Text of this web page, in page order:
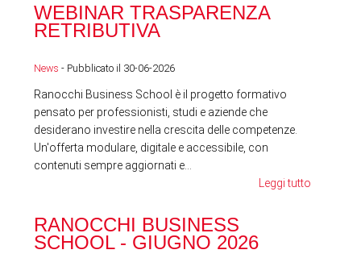
WEBINAR TRASPARENZA
RETRIBUTIVA
News - Pubblicato il 30-06-2026
Ranocchi Business School è il progetto formativo
pensato per professionisti, studi e aziende che
desiderano investire nella crescita delle competenze.
Un'offerta modulare, digitale e accessibile, con
contenuti sempre aggiornati e...
Leggi tutto
RANOCCHI BUSINESS
SCHOOL - GIUGNO 2026